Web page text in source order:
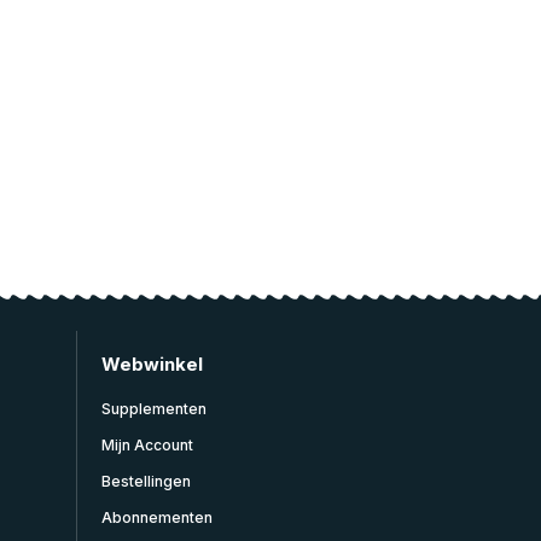
Webwinkel
Supplementen
Mijn Account
Bestellingen
Abonnementen